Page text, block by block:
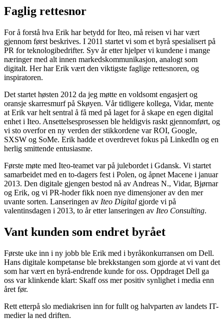
Faglig rettesnor
For å forstå hva Erik har betydd for Iteo, må reisen vi har vært
gjennom først beskrives. I 2011 startet vi som et byrå spesialisert på
PR for teknologibedrifter. Syv år etter hjelper vi kundene i mange
næringer med alt innen markedskommunikasjon, analogt som
digitalt. Her har Erik vært den viktigste faglige rettesnoren, og
inspiratoren.
Det startet høsten 2012 da jeg møtte en voldsomt engasjert og
oransje skarresmurf på Skøyen. Vår tidligere kollega, Vidar, mente
at Erik var helt sentral å få med på laget for å skape en egen digital
enhet i Iteo. Ansettelsesprosessen ble heldigvis raskt gjennomført, og
vi sto overfor en ny verden der stikkordene var ROI, Google,
SXSW og SoMe. Erik hadde et overdrevet fokus på LinkedIn og en
herlig smittende entusiasme.
Første møte med Iteo-teamet var på julebordet i Gdansk. Vi startet
samarbeidet med en to-dagers fest i Polen, og åpnet Macene i januar
2013. Den digitale gjengen bestod nå av Andreas N., Vidar, Bjørnar
og Erik, og vi PR-hoder fikk noen nye dimensjoner av den mer
uvante sorten. Lanseringen av Iteo Digital gjorde vi på
valentinsdagen i 2013, to år etter lanseringen av Iteo Consulting.
Vant kunden som endret byrået
Første uke inn i ny jobb ble Erik med i byråkonkurransen om Dell.
Hans digitale kompetanse ble brekkstangen som gjorde at vi vant det
som har vært en byrå-endrende kunde for oss. Oppdraget Dell ga
oss var klinkende klart: Skaff oss mer positiv synlighet i media enn
året før.
Rett etterpå slo mediakrisen inn for fullt og halvparten av landets IT-
medier la ned driften.